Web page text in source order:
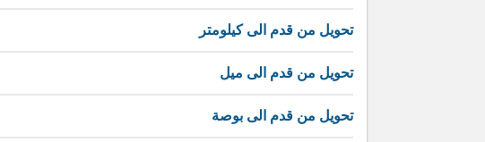
تحويل من قدم الى كيلومتر
تحويل من قدم الى ميل
تحويل من قدم الى بوصة